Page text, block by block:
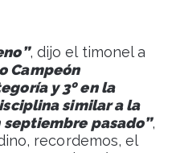
, dijo el timonel a
Campeón
y 3º en la
similar a la
septiembre pasado”,
recordemos, el